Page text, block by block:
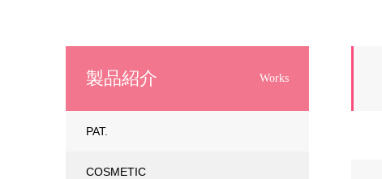
製品紹介 Works
PAT.
COSMETIC